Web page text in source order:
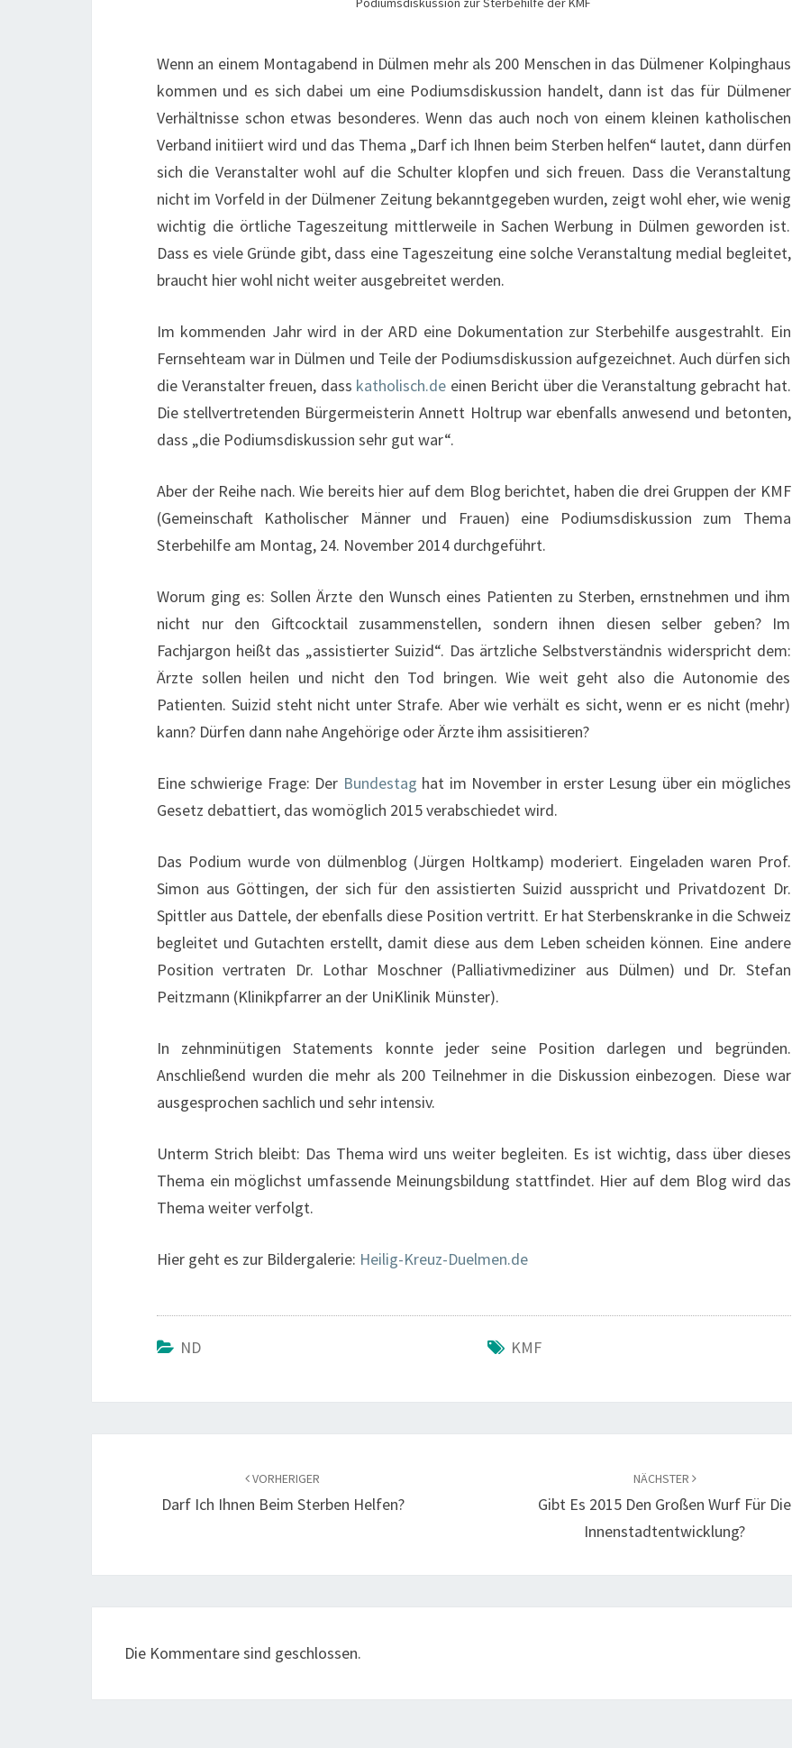
Wenn an einem Montagabend in Dülmen mehr als 200 Menschen in das Dülmener Kolpinghaus
kommen und es sich dabei um eine Podiumsdiskussion handelt, dann ist das für Dülmener
Verhältnisse schon etwas besonderes. Wenn das auch noch von einem kleinen katholischen
Verband initiiert wird und das Thema „Darf ich Ihnen beim Sterben helfen“ lautet, dann dürfen
sich die Veranstalter wohl auf die Schulter klopfen und sich freuen. Dass die Veranstaltung
nicht im Vorfeld in der Dülmener Zeitung bekanntgegeben wurden, zeigt wohl eher, wie wenig
wichtig die örtliche Tageszeitung mittlerweile in Sachen Werbung in Dülmen geworden ist.
Dass es viele Gründe gibt, dass eine Tageszeitung eine solche Veranstaltung medial begleitet,
braucht hier wohl nicht weiter ausgebreitet werden.
Im kommenden Jahr wird in der ARD eine Dokumentation zur Sterbehilfe ausgestrahlt. Ein
Fernsehteam war in Dülmen und Teile der Podiumsdiskussion aufgezeichnet. Auch dürfen sich
die Veranstalter freuen, dass katholisch.de einen Bericht über die Veranstaltung gebracht hat.
Die stellvertretenden Bürgermeisterin Annett Holtrup war ebenfalls anwesend und betonten,
dass „die Podiumsdiskussion sehr gut war“.
Aber der Reihe nach. Wie bereits hier auf dem Blog berichtet, haben die drei Gruppen der KMF
(Gemeinschaft Katholischer Männer und Frauen) eine Podiumsdiskussion zum Thema
Sterbehilfe am Montag, 24. November 2014 durchgeführt.
Worum ging es: Sollen Ärzte den Wunsch eines Patienten zu Sterben, ernstnehmen und ihm
nicht nur den Giftcocktail zusammenstellen, sondern ihnen diesen selber geben? Im
Fachjargon heißt das „assistierter Suizid“. Das ärtzliche Selbstverständnis widerspricht dem:
Ärzte sollen heilen und nicht den Tod bringen. Wie weit geht also die Autonomie des
Patienten. Suizid steht nicht unter Strafe. Aber wie verhält es sicht, wenn er es nicht (mehr)
kann? Dürfen dann nahe Angehörige oder Ärzte ihm assisitieren?
Eine schwierige Frage: Der Bundestag hat im November in erster Lesung über ein mögliches
Gesetz debattiert, das womöglich 2015 verabschiedet wird.
Das Podium wurde von dülmenblog (Jürgen Holtkamp) moderiert. Eingeladen waren Prof.
Simon aus Göttingen, der sich für den assistierten Suizid ausspricht und Privatdozent Dr.
Spittler aus Dattele, der ebenfalls diese Position vertritt. Er hat Sterbenskranke in die Schweiz
begleitet und Gutachten erstellt, damit diese aus dem Leben scheiden können. Eine andere
Position vertraten Dr. Lothar Moschner (Palliativmediziner aus Dülmen) und Dr. Stefan
Peitzmann (Klinikpfarrer an der UniKlinik Münster).
In zehnminütigen Statements konnte jeder seine Position darlegen und begründen.
Anschließend wurden die mehr als 200 Teilnehmer in die Diskussion einbezogen. Diese war
ausgesprochen sachlich und sehr intensiv.
Unterm Strich bleibt: Das Thema wird uns weiter begleiten. Es ist wichtig, dass über dieses
Thema ein möglichst umfassende Meinungsbildung stattfindet. Hier auf dem Blog wird das
Thema weiter verfolgt.
Hier geht es zur Bildergalerie: Heilig-Kreuz-Duelmen.de
ND KMF
VORHERIGER
Darf Ich Ihnen Beim Sterben Helfen?
NÄCHSTER
Gibt Es 2015 Den Großen Wurf Für Die
Innenstadtentwicklung?
Die Kommentare sind geschlossen.